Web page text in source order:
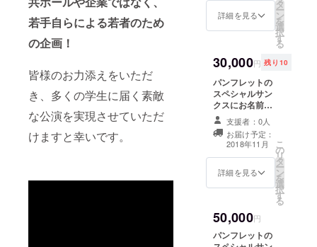
若手自らによる若者のため
の企画！
皆様のお力添えをいただ
き、多くの学生に届く素敵
な公演を実現させていただ
けますと幸いです。
の若手育成
および業界
を作り出
す。演劇と
ダンス双方
の経験を糧
に、プロ
デューサー
とダンサー
の両立を目
真、プロフィー
ル写真セットプ
待
詳細を見る
タ
ー
ン
を
選
択
す
る
30,000円 残り10
パンフレットの
スペシャルサン
クスにお名前掲
載、中村蓉の一
言メッセージ付
き御礼メール、
中村蓉舞台写
真、プロフィー
ル写真セットプ
待、中村蓉次回
公演ご招待（公
演は選べませ
支援者：0人
お届け予定：
2018年11月
詳細を見る
こ
の
リ
タ
ー
ン
を
選
択
す
る
50,000円
パンフレットの